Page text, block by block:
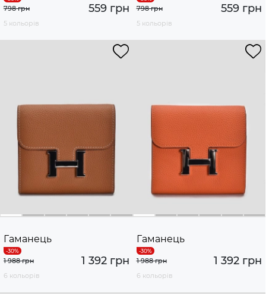
559 грн
798 грн
5 кольорів
559 грн
798 грн
5 кольорів
Гаманець
1 392 грн
1 988 грн
6 кольорів
Гаманець
1 392 грн
1 988 грн
6 кольорів